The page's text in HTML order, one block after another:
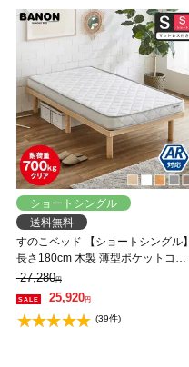
ショートシングル
送料無料
すのこベッド 【ショートシングル】
長さ180cm 木製 薄型ポケットコイ
ルマットレスセット 耐荷重350kg 組
立簡単 高さ4段階 低ホルムアルデヒ
ド バノン【AR】
27,280円
25,920円
(39件)